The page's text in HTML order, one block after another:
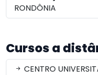
RONDÔNIA
Cursos a
CENTRO